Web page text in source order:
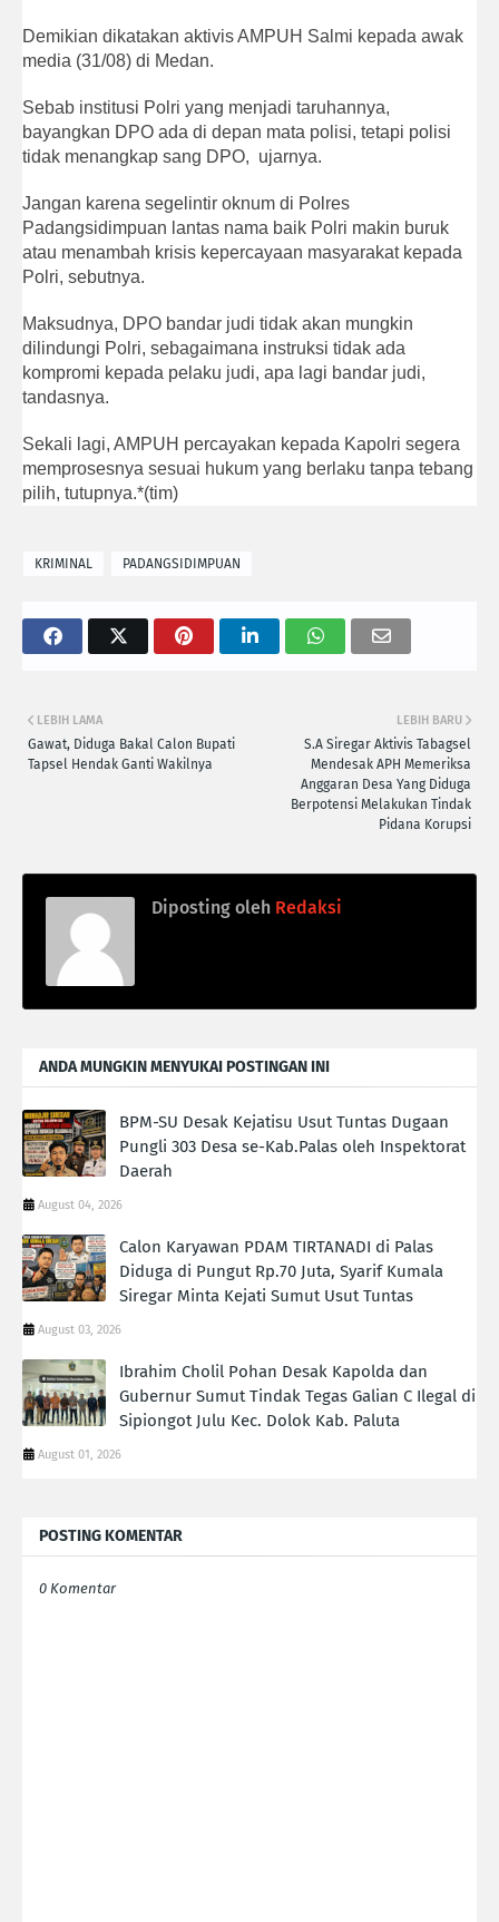
Demikian dikatakan aktivis AMPUH Salmi kepada awak
media (31/08) di Medan.
Sebab institusi Polri yang menjadi taruhannya,
bayangkan DPO ada di depan mata polisi, tetapi polisi
tidak menangkap sang DPO, ujarnya.
Jangan karena segelintir oknum di Polres
Padangsidimpuan lantas nama baik Polri makin buruk
atau menambah krisis kepercayaan masyarakat kepada
Polri, sebutnya.
Maksudnya, DPO bandar judi tidak akan mungkin
dilindungi Polri, sebagaimana instruksi tidak ada
kompromi kepada pelaku judi, apa lagi bandar judi,
tandasnya.
Sekali lagi, AMPUH percayakan kepada Kapolri segera
memprosesnya sesuai hukum yang berlaku tanpa tebang
pilih, tutupnya.*(tim)
KRIMINAL PADANGSIDIMPUAN
LEBIH BARU
S.A Siregar Aktivis Tabagsel
Mendesak APH Memeriksa
Anggaran Desa Yang Diduga
Berpotensi Melakukan Tindak
Pidana Korupsi
LEBIH LAMA
Gawat, Diduga Bakal Calon Bupati
Tapsel Hendak Ganti Wakilnya
Diposting oleh Redaksi
ANDA MUNGKIN MENYUKAI POSTINGAN INI
BPM-SU Desak Kejatisu Usut Tuntas Dugaan
Pungli 303 Desa se-Kab.Palas oleh Inspektorat
Daerah
August 04, 2026
Calon Karyawan PDAM TIRTANADI di Palas
Diduga di Pungut Rp.70 Juta, Syarif Kumala
Siregar Minta Kejati Sumut Usut Tuntas
August 03, 2026
Ibrahim Cholil Pohan Desak Kapolda dan
Gubernur Sumut Tindak Tegas Galian C Ilegal di
Sipiongot Julu Kec. Dolok Kab. Paluta
August 01, 2026
POSTING KOMENTAR
0 Komentar